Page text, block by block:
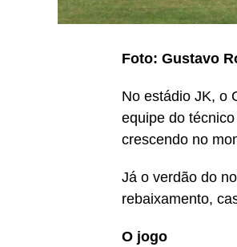
Foto: Gustavo
No estádio JK, o
equipe do
crescendo no
Já o verdão do
rebaixamento,
O jogo